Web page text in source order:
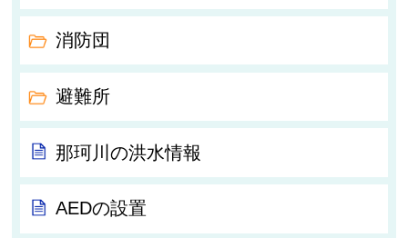
消防団
避難所
那珂川の洪水情報
AEDの設置